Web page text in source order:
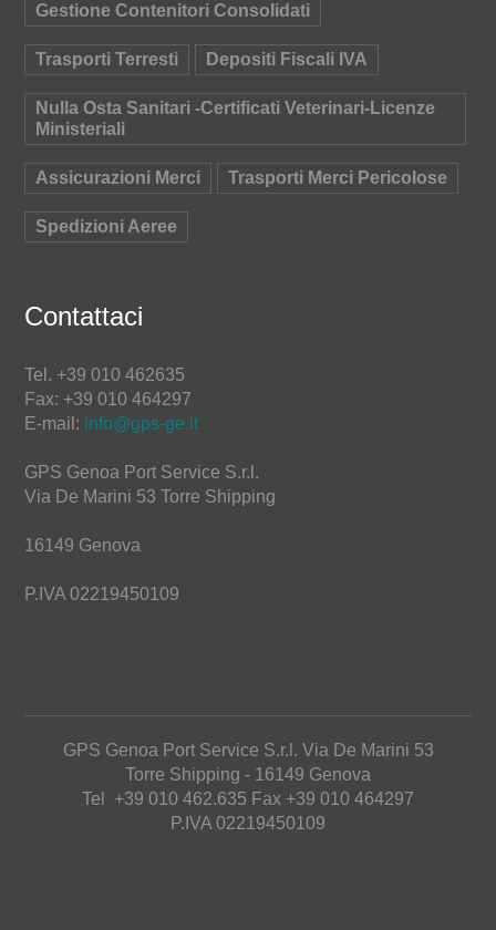
Gestione Contenitori Consolidati
Trasporti Terresti Depositi Fiscali IVA
Nulla Osta Sanitari -Certificati Veterinari-Licenze
Ministeriali
Assicurazioni Merci Trasporti Merci Pericolose
Spedizioni Aeree
Contattaci
Tel. +39 010 462635
Fax: +39 010 464297
E-mail: info@gps-ge.it
GPS Genoa Port Service S.r.l.
Via De Marini 53 Torre Shipping
16149 Genova
P.IVA 02219450109
GPS Genoa Port Service S.r.l. Via De Marini 53
Torre Shipping - 16149 Genova
Tel +39 010 462.635 Fax +39 010 464297
P.IVA 02219450109